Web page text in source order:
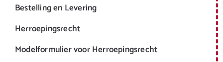
Bestelling en Levering
Herroepingsrecht
Modelformulier voor Herroepingsrecht